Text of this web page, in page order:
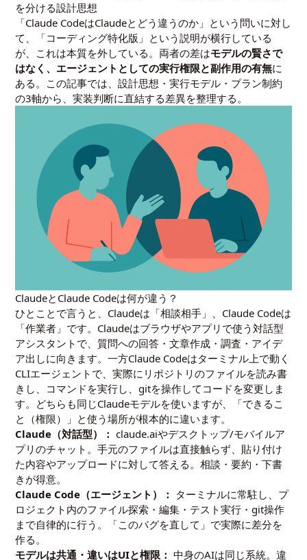
を分ける設計思想
「Claude CodeはClaudeとどう違うのか」という問いに対し
て、「コーディング特化版」という説明が横行している
が、これは本質を外している。両者の差はモデルの賢さで
はなく、エージェントとしての実行権限と副作用の有無に
ある。この記事では、設計思想・実行モデル・プラン制約
の3軸から、実装判断に直結する差異を整理する。
ClaudeとClaude Codeは何が違う？
ひとことで言うと、Claudeは「相談相手」、Claude Codeは
「作業者」です。Claudeはブラウザやアプリで使う対話型
アシスタントで、質問への回答・文章作成・調査・アイデ
ア出しに向きます。一方Claude Codeはターミナル上で動く
CLIエージェントで、実際にリポジトリのファイルを読み書
きし、コマンドを実行し、gitを操作してコードを変更しま
す。どちらも同じClaudeモデルを使いますが、「できるこ
と（権限）」と使う場所が根本的に違います。
Claude（対話型）： claude.aiやデスクトップ/モバイルア
プリのチャット。手元のファイルは直接触らず、貼り付け
た内容やアップロードに対して答える。相談・要約・下書
きが得意。
Claude Code（エージェント）： ターミナルに常駐し、プ
ロジェクト内のファイル探索・編集・テスト実行・git操作
まで自律的に行う。「このバグを直して」で実際に差分を
作る。
モデルは共通・違いはUIと権限： 中身のAIは同じ系統。違